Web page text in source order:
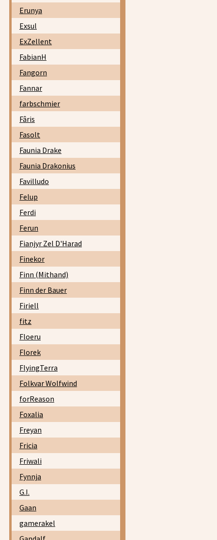
Erunya
Exsul
ExZellent
FabianH
Fangorn
Fannar
farbschmier
Fâris
Fasolt
Faunia Drake
Faunia Drakonius
Favilludo
Felup
Ferdi
Ferun
Fianjyr Zel D'Harad
Finekor
Finn (Mithand)
Finn der Bauer
Firiell
fitz
Floeru
Florek
FlyingTerra
Folkvar Wolfwind
forReason
Foxalia
Freyan
Fricia
Friwali
Fynnja
G.I.
Gaan
gamerakel